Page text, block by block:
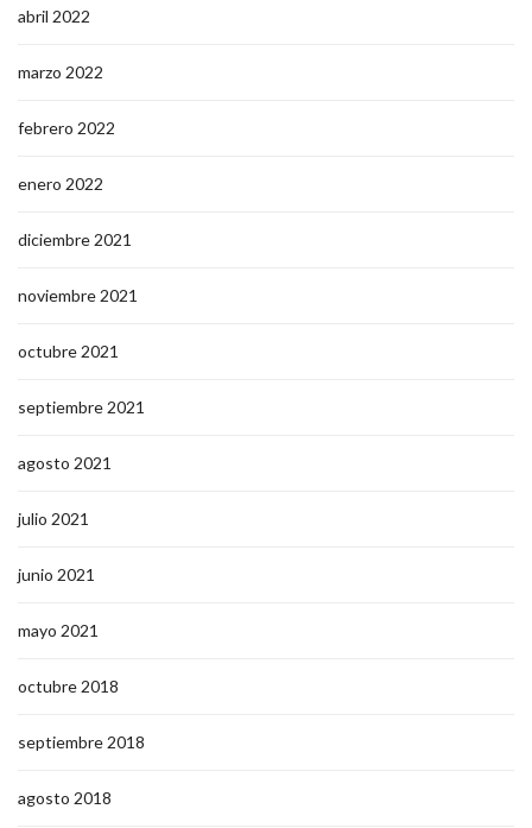
abril 2022
marzo 2022
febrero 2022
enero 2022
diciembre 2021
noviembre 2021
octubre 2021
septiembre 2021
agosto 2021
julio 2021
junio 2021
mayo 2021
octubre 2018
septiembre 2018
agosto 2018